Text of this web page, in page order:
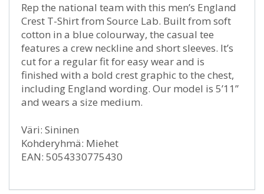
Rep the national team with this men’s England
Crest T-Shirt from Source Lab. Built from soft
cotton in a blue colourway, the casual tee
features a crew neckline and short sleeves. It’s
cut for a regular fit for easy wear and is
finished with a bold crest graphic to the chest,
including England wording. Our model is 5’11”
and wears a size medium.
Väri: Sininen
Kohderyhmä: Miehet
EAN: 5054330775430